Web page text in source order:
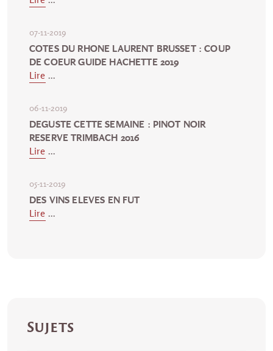
07-11-2019
COTES DU RHONE LAURENT BRUSSET : COUP
DE COEUR GUIDE HACHETTE 2019
Lire ...
06-11-2019
DEGUSTE CETTE SEMAINE : PINOT NOIR
RESERVE TRIMBACH 2016
Lire ...
05-11-2019
DES VINS ELEVES EN FUT
Lire ...
Sujets